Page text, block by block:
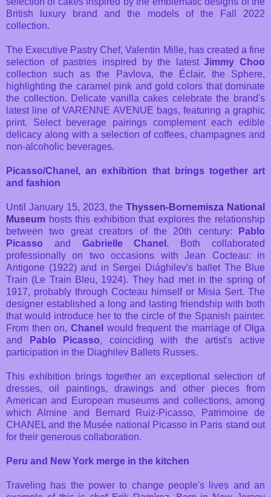
British luxury brand and the models of the Fall 2022
collection.
The Executive Pastry Chef, Valentin Mille, has created a fine
selection of pastries inspired by the latestJimmy Choo
collection such as the Pavlova, the Éclair, the Sphere,
highlighting the caramel pink and gold colors that dominate
the collection. Delicate vanilla cakes celebrate the brand's
latest line of VARENNE AVENUE bags, featuring a graphic
print. Select beverage pairings complement each edible
delicacy along with a selection of coffees, champagnes and
non-alcoholic beverages.
Picasso/Chanel, an exhibition that brings together art
and fashion
Until January 15, 2023, theThyssen-Bornemisza National
Museum hosts this exhibition that explores the relationship
between two great creators of the 20th century:
Pablo
Picasso and Gabrielle Chanel. Both collaborated
professionally on two occasions with Jean Cocteau: in
Antigone (1922) and in Sergei Diághilev's ballet The Blue
Train (Le Train Bleu, 1924). They had met in the spring of
1917, probably through Cocteau himself or Misia Sert. The
designer established a long and lasting friendship with both
that would introduce her to the circle of the Spanish painter.
From then on, Chanel would frequent the marriage of Olga
and
Pablo Picasso, coinciding with the artist's active
participation in the Diaghilev Ballets Russes.
This exhibition brings together an exceptional selection of
dresses, oil paintings, drawings and other pieces from
American and European museums and collections, among
which Almine and Bernard Ruiz-Picasso, Patrimoine de
CHANEL and the Musée national Picasso in Paris stand out
for their generous collaboration.
Peru and New York merge in the kitchen
Traveling has the power to change people's lives and an